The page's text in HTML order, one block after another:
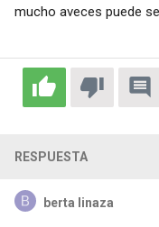
mucho aveces puede
RESPUESTA
berta linaza